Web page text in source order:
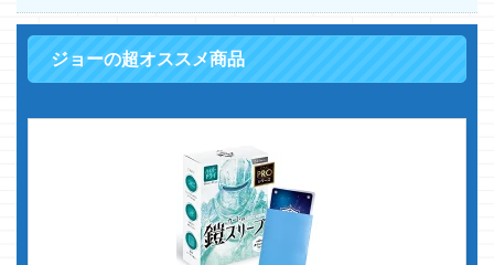
ジョーの超オススメ商品